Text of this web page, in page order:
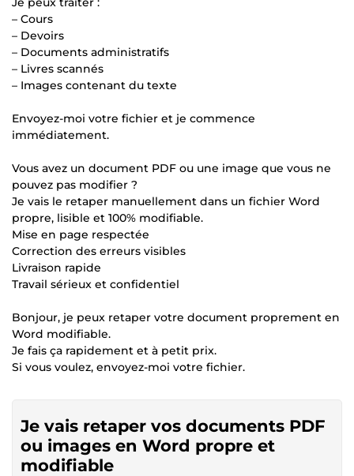
– Cours
– Devoirs
– Documents administratifs
– Livres scannés
– Images contenant du texte
Envoyez-moi votre fichier et je commence
immédiatement.
Vous avez un document PDF ou une image que vous ne
pouvez pas modifier ?
Je vais le retaper manuellement dans un fichier Word
propre, lisible et 100% modifiable.
Mise en page respectée
Correction des erreurs visibles
Livraison rapide
Travail sérieux et confidentiel
Bonjour, je peux retaper votre document proprement en
Word modifiable.
Je fais ça rapidement et à petit prix.
Si vous voulez, envoyez-moi votre fichier.
Je vais retaper vos documents PDF
ou images en Word propre et
modifiable